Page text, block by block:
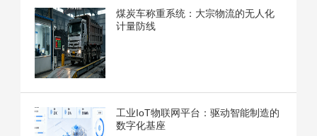
煤炭车称重系统：大宗物流的无人化
计量防线
工业IoT物联网平台：驱动智能制造的
数字化基座